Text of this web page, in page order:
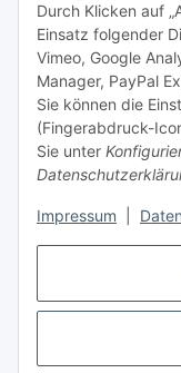
Durch Klicken auf
Einsatz folgender
Vimeo, Google
Manager, PayPal
Sie können die
(Fingerabdruck-
Sie unter
Impressum
shop@mia-
Gesetzliche
Informationen